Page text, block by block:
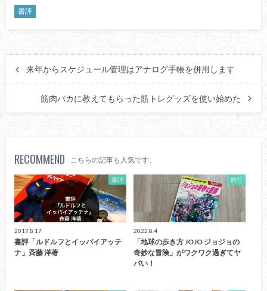
書評
来年からスケジュール管理はアナログ手帳を併用します
筋肉バカに教えてもらった筋トレグッズを使い始めた
RECOMMEND こちらの記事も人気です。
書評
2017.8.17
書評「ルドルフとイッパイアッテ
ナ」斉藤 洋著
旅行
2022.8.4
「地球の歩き方 JOJO ジョジョの
奇妙な冒険」がワクワク過ぎてヤ
バい！